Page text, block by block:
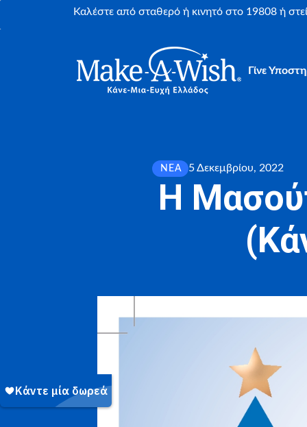
Καλέστε από σταθερό ή κινητό στο 19808 ή
Γίνε
ΝΈΑ 5 Δεκεμβρίου, 2022
Η